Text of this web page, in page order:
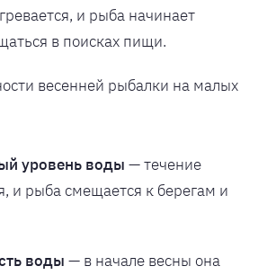
и рыба начинает
в поисках пищи.
весенней рыбалки на малых
уровень воды — течение
и рыба смещается к берегам и
воды — в начале весны она